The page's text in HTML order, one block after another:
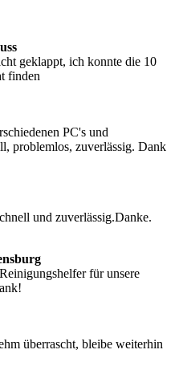
geklappt, ich konnte die 10
finden
PC's und
problemlos, zuverlässig. Dank
und zuverlässig.Danke.
für unsere
überrascht, bleibe weiterhin